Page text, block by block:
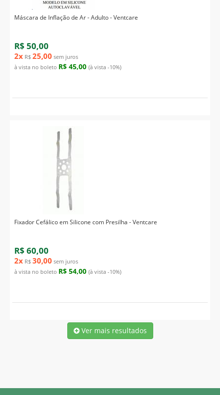
Máscara de Inflação de Ar - Adulto - Ventcare
R$ 50,00
2x R$ 25,00 sem juros
à vista no boleto R$ 45,00 (à vista -10%)
Fixador Cefálico em Silicone com Presilha - Ventcare
R$ 60,00
2x R$ 30,00 sem juros
à vista no boleto R$ 54,00 (à vista -10%)
Ver mais resultados